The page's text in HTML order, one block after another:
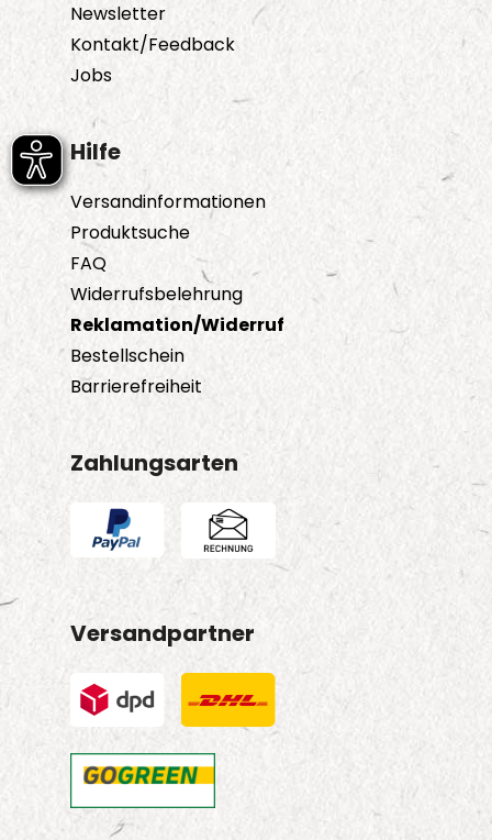
Newsletter
Kontakt/Feedback
Jobs
Hilfe
Versandinformationen
Produktsuche
FAQ
Widerrufsbelehrung
Reklamation/Widerruf
Bestellschein
Barrierefreiheit
Zahlungsarten
Versandpartner